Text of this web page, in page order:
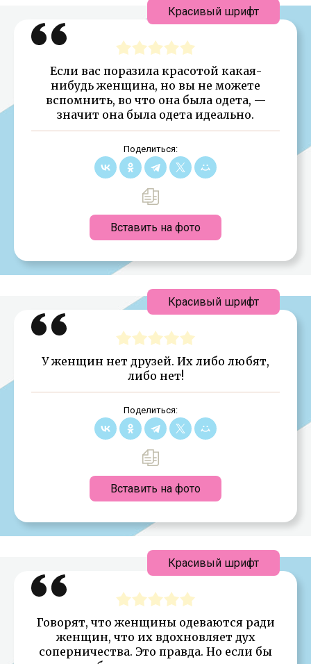
Если вас поразила красотой какая-
нибудь женщина, но вы не можете
вспомнить, во что она была одета, —
значит она была одета идеально.
Поделиться:
Вставить на фото
Красивый шрифт
У женщин нет друзей. Их либо любят,
либо нет!
Поделиться:
Вставить на фото
Красивый шрифт
Говорят, что женщины одеваются ради
женщин, что их вдохновляет дух
соперничества. Это правда. Но если бы
Красивый шрифт